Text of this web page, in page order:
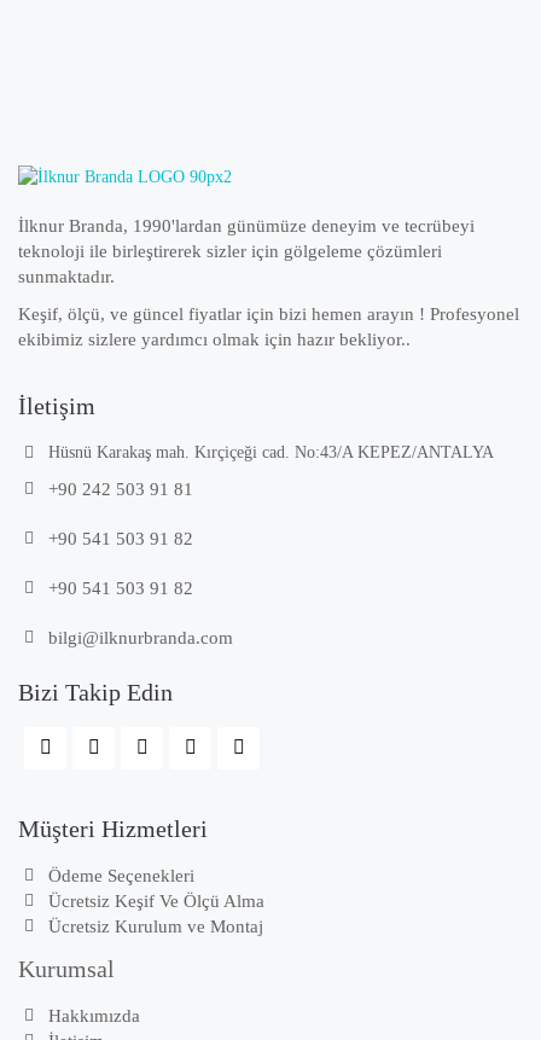
İlknur Branda, 1990'lardan günümüze deneyim ve tecrübeyi
teknoloji ile birleştirerek sizler için gölgeleme çözümleri
sunmaktadır.
Keşif, ölçü, ve güncel fiyatlar için bizi hemen arayın ! Profesyonel
ekibimiz sizlere yardımcı olmak için hazır bekliyor..
İletişim
Hüsnü Karakaş mah. Kırçiçeği cad. No:43/A KEPEZ/ANTALYA
+90 242 503 91 81
+90 541 503 91 82
+90 541 503 91 82
bilgi@ilknurbranda.com
Bizi Takip Edin
Müşteri Hizmetleri
Ödeme Seçenekleri
Ücretsiz Keşif Ve Ölçü Alma
Ücretsiz Kurulum ve Montaj
Kurumsal
Hakkımızda